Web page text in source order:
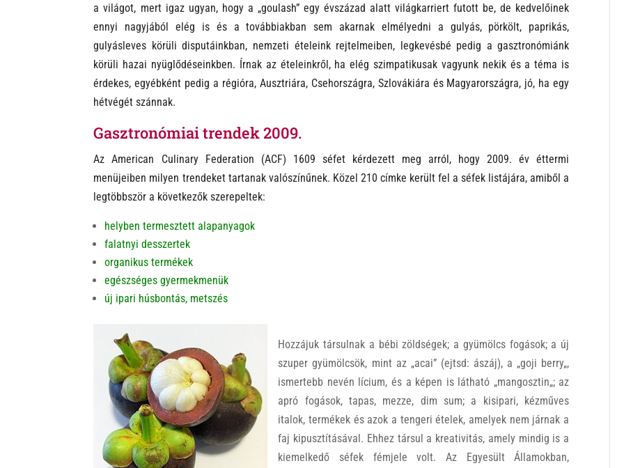
a világot, mert igaz ugyan, hogy a „goulash” egy évszázad alatt világkarriert futott be, de kedvelőinek
ennyi nagyjából elég is és a továbbiakban sem akarnak elmélyedni a gulyás, pörkölt, paprikás,
gulyásleves körüli disputáinkban, nemzeti ételeink rejtelmeiben, legkevésbé pedig a gasztronómiánk
körüli hazai nyüglődéseinkben. Írnak az ételeinkről, ha elég szimpatikusak vagyunk nekik és a téma is
érdekes, egyébként pedig a régióra, Ausztriára, Csehországra, Szlovákiára és Magyarországra, jó, ha egy
hétvégét szánnak.
Gasztronómiai trendek 2009.
Az American Culinary Federation (ACF) 1609 séfet kérdezett meg arról, hogy 2009. év éttermi
menüjeiben milyen trendeket tartanak valószínűnek. Közel 210 címke került fel a séfek listájára, amiből a
legtöbbször a következők szerepeltek:
helyben termesztett alapanyagok
falatnyi desszertek
organikus termékek
egészséges gyermekmenük
új ipari húsbontás, metszés
Hozzájuk társulnak a bébi zöldségek; a gyümölcs fogások; a új
szuper gyümölcsök, mint az „acai” (ejtsd: ászáj), a „goji berry„,
ismertebb nevén lícium, és a képen is látható „mangosztin„; az
apró fogások, tapas, mezze, dim sum; a kisipari, kézműves
italok, termékek és azok a tengeri ételek, amelyek nem járnak a
faj kipusztításával. Ehhez társul a kreativitás, amely mindig is a
kiemelkedő séfek fémjele volt. Az Egyesült Államokban,